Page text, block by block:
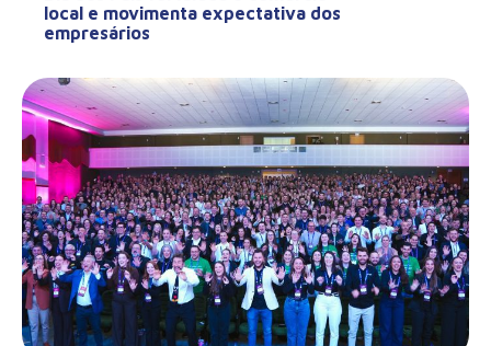
local e movimenta expectativa dos
empresários